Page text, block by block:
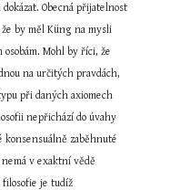
Obecná přijatelnost
by měl Küng na mysli
Mohl by říci, že
na určitých pravdách,
při daných axiomech
nepřichází do úvahy
konsensuálně zaběhnuté
v exaktní vědě
filosofie je tudíž